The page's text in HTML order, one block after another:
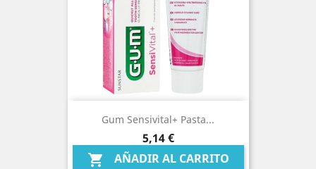
Gum Sensivital+ Pasta...
Precio
5,14 €
 AÑADIR AL CARRITO